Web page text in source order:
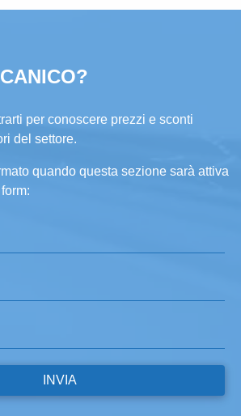
per conoscere prezzi e sconti
del settore.
quando questa sezione sarà attiva